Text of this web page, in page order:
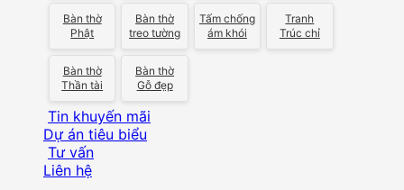
Bàn thờ
Phật
Bàn thờ
treo tường
Tấm chống
ám khói
Tranh
Trúc chỉ
Bàn thờ
Thần tài
Bàn thờ
Gỗ đẹp
Tin khuyến mãi
Dự án tiêu biểu
Tư vấn
Liên hệ